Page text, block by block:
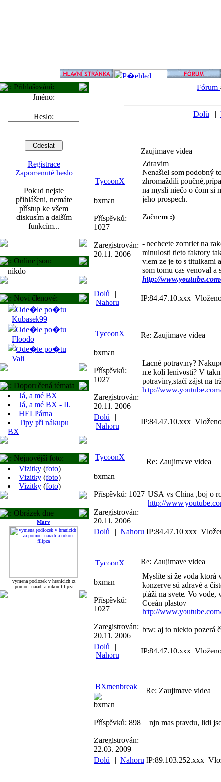
:: Přihlašování:
Jméno:
Heslo:
Registrace
Zapomenuté heslo
Pokud nejste
přihlášeni, nemáte
přístup ke všem
diskusím a dalším
funkcím...
:: Online jsou:
nikdo
:: Noví členové:
Kubasek99
Floodo
Vali
:: Doporučená témata
Já, a mé BX
Já, a mé BX - II.
HELPárna
Tipy při nákupu
BX
:: Nejnovější foto:
Vizitky (foto)
Vizitky (foto)
Vizitky (foto)
:: Obrázek dne
Marv
vymena podlozek v hranicich za
pomoci naradi a rukou filipza
Fórum
Dolů ||
TycoonX
bxman
Příspěvků:
1027
Zaregistrován:
20.11. 2006
Zaujimave videa
Zdravim
Nenašiel som podobný
zhromaždili
na mysli niečo o čom si
jeho prospech.
Začnem :)
- nechcete zomriet na
minulosti tieto faktory
viem ze je to s titulkami
som tomu cas venoval a
http://
Dolů ||
Nahoru
IP:84.47.10.xxx
TycoonX
bxman
Příspěvků:
1027
Zaregistrován:
20.11. 2006
Re: Zaujimave videa
Lacné potraviny?
nie koli lenivosti? V
potraviny,stačí zájst na
http://
Dolů ||
Nahoru
IP:84.47.10.xxx
TycoonX
bxman
Příspěvků: 1027
Zaregistrován:
20.11. 2006
Re: Zaujimave videa
USA vs China ,boj o
http://
Dolů || Nahoru IP:84.47.10.xxx
TycoonX
bxman
Příspěvků:
1027
Zaregistrován:
20.11. 2006
Re: Zaujimave videa
Myslíte si že voda ktorá
konzerve sú zdravé a
pláži na svete. Vo vode,
Oceán plastov
http://
btw: aj to niekto pozerá
Dolů ||
Nahoru
IP:84.47.10.xxx
BXmenbreak
bxman
Příspěvků: 898
Zaregistrován:
22.03. 2009
Re: Zaujimave videa
njn mas pravdu, lidi
Dolů || Nahoru IP:89.103.252.xxx